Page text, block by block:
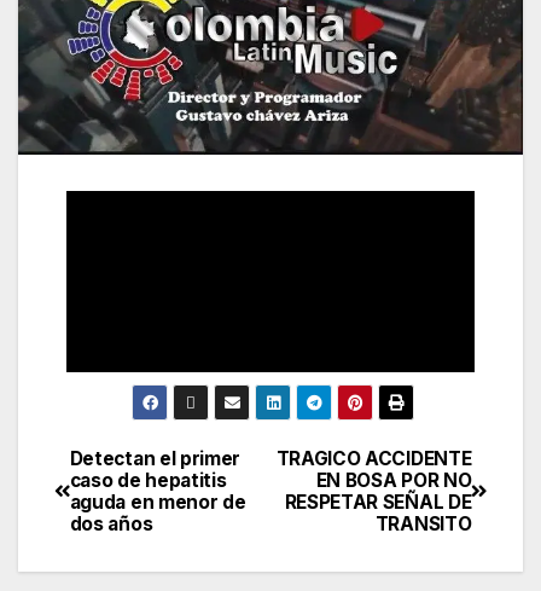
TRAGICO ACCIDENTE
EN BOSA POR NO
RESPETAR SEÑAL DE
TRANSITO
Detectan el primer
caso de hepatitis
aguda en menor de
dos años